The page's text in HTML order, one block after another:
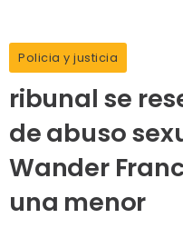
Policia y justicia
ribunal se
de abuso
Wander
una menor